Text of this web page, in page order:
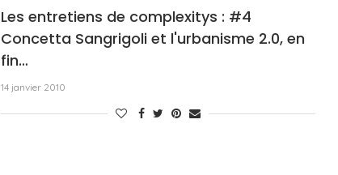
Les entretiens de complexitys : #4
Concetta Sangrigoli et l'urbanisme 2.0, en
fin…
14 janvier 2010